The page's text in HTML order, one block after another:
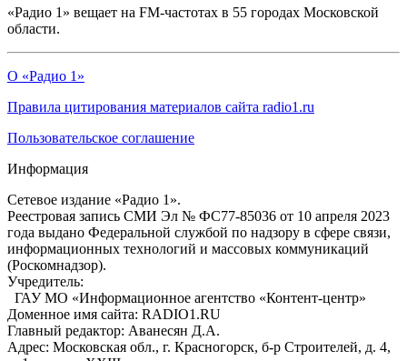
«Радио 1» вещает на FM-частотах в 55 городах Московской
области.
О «Радио 1»
Правила цитирования материалов сайта radio1.ru
Пользовательское соглашение
Информация
Сетевое издание «Радио 1».
Реестровая запись СМИ Эл № ФС77-85036 от 10 апреля 2023
года выдано Федеральной службой по надзору в сфере связи,
информационных технологий и массовых коммуникаций
(Роскомнадзор).
Учредитель:
ГАУ МО «Информационное агентство «Контент-центр»
Доменное имя сайта: RADIO1.RU
Главный редактор: Аванесян Д.А.
Адрес: Московская обл., г. Красногорск, б-р Строителей, д. 4,